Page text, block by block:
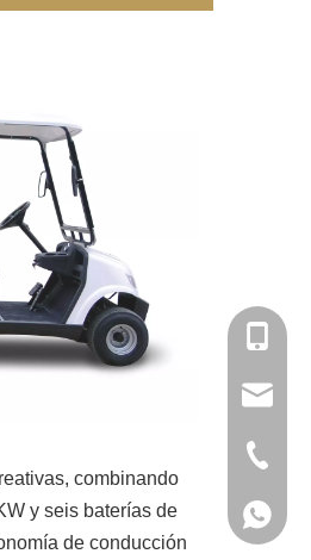
combinando
y seis baterías de
de conducción
+86-
+86-20-